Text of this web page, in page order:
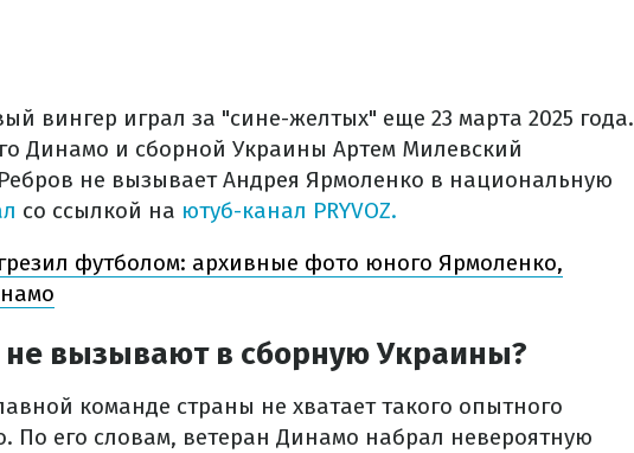
вингер играл за "сине-желтых" еще 23 марта 2025 года.
Динамо и сборной Украины Артем Милевский
не вызывает Андрея Ярмоленко в национальную
со ссылкой на ютуб-канал PRYVOZ.
футболом: архивные фото юного Ярмоленко,
вызывают в сборную Украины?
команде страны не хватает такого опытного
По его словам, ветеран Динамо набрал невероятную